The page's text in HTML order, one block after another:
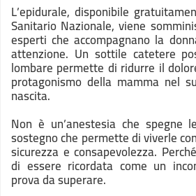
L’epidurale, disponibile
Sanitario Nazionale, viene
esperti che accompagnano la
attenzione. Un sottile catetere
lombare permette di ridurre il
protagonismo della mamma nel
nascita.
Non è un’anestesia che spegne
sostegno che permette di viverle
sicurezza e consapevolezza.
di essere ricordata come un
prova da superare.